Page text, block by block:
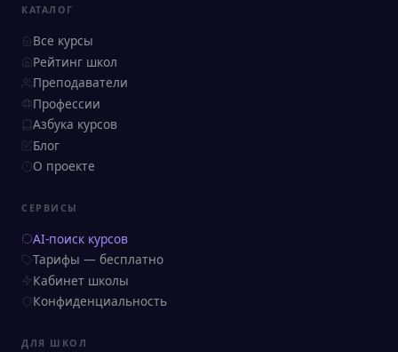
КАТАЛОГ
Все курсы
Рейтинг школ
Преподаватели
Профессии
Азбука курсов
Блог
О проекте
СЕРВИСЫ
AI-поиск курсов
Тарифы — бесплатно
Кабинет школы
Конфиденциальность
ДЛЯ ШКОЛ